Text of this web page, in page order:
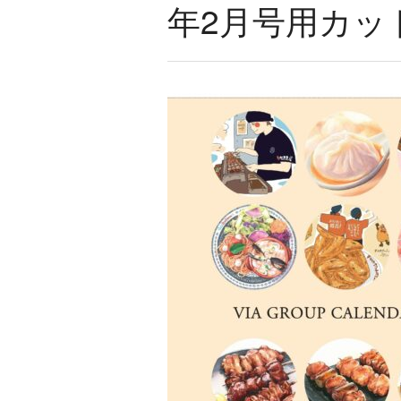
年2月号用カッ